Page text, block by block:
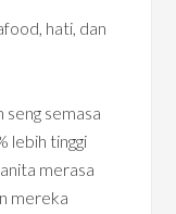
hati, dan
seng semasa
lebih tinggi
merasa
mereka